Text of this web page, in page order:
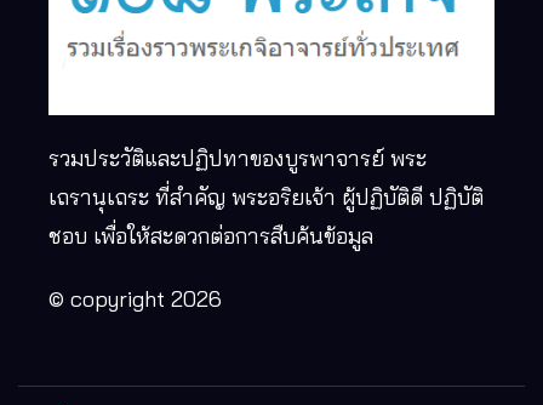
รวมประวัติและปฏิปทาของบูรพาจารย์ พระ
เถรานุเถระ ที่สำคัญ พระอริยเจ้า ผู้ปฏิบัติดี ปฏิบัติ
ชอบ เพื่อให้สะดวกต่อการสืบค้นข้อมูล
© copyright 2026